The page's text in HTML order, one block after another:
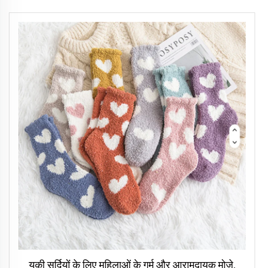
यूकी सर्दियों के लिए महिलाओं के गर्म और आरामदायक मोजे,